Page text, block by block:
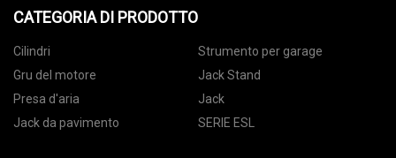
CATEGORIA DI PRODOTTO
Cilindri
Strumento per garage
Gru del motore
Jack Stand
Presa d'aria
Jack
Jack da pavimento
SERIE ESL